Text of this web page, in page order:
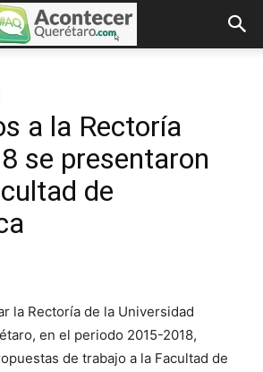
a la Rectoría
se presentaron
de
la Rectoría de la Universidad
en el periodo 2015-2018,
de trabajo a la Facultad de